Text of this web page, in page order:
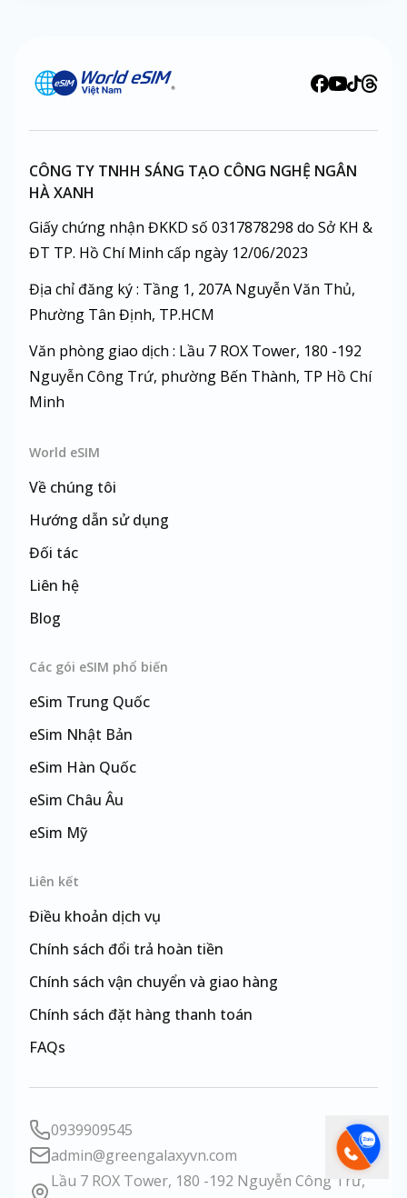
CÔNG TY TNHH SÁNG TẠO CÔNG NGHỆ NGÂN
HÀ XANH
Giấy chứng nhận ĐKKD số 0317878298 do Sở KH &
ĐT TP. Hồ Chí Minh cấp ngày 12/06/2023
Địa chỉ đăng ký : Tầng 1, 207A Nguyễn Văn Thủ,
Phường Tân Định, TP.HCM
Văn phòng giao dịch : Lầu 7 ROX Tower, 180 -192
Nguyễn Công Trứ, phường Bến Thành, TP Hồ Chí
Minh
World eSIM
Về chúng tôi
Hướng dẫn sử dụng
Đối tác
Liên hệ
Blog
Các gói eSIM phổ biến
eSim Trung Quốc
eSim Nhật Bản
eSim Hàn Quốc
eSim Châu Âu
eSim Mỹ
Liên kết
Điều khoản dịch vụ
Chính sách đổi trả hoàn tiền
Chính sách vận chuyển và giao hàng
Chính sách đặt hàng thanh toán
FAQs
Lầu 7 ROX Tower, 180 -192 Nguyễn Công Trứ,
admin@greengalaxyvn.com
0939909545